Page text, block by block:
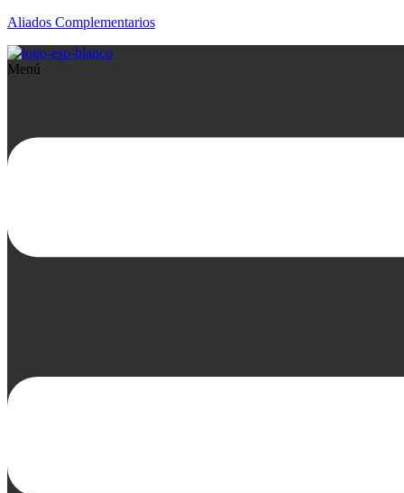
Aliados Complementarios
Menú